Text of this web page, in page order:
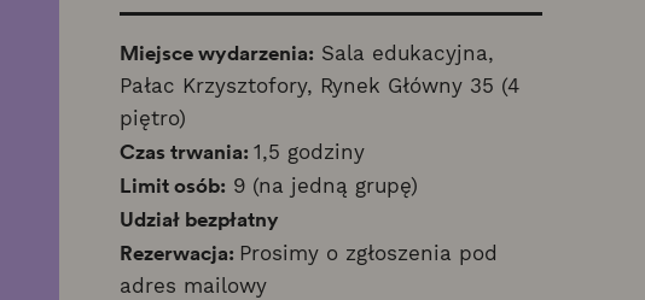
Miejsce wydarzenia: Sala edukacyjna,
Pałac Krzysztofory, Rynek Główny 35 (4
piętro)
Czas trwania: 1,5 godziny
Limit osób: 9 (na jedną grupę)
Udział bezpłatny
Rezerwacja: Prosimy o zgłoszenia pod
adres mailowy